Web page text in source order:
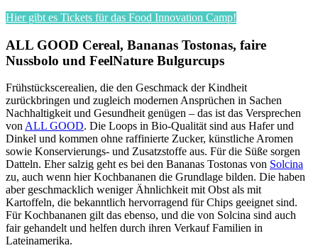
Hier gibt es Tickets für das Food Innovation Camp!
ALL GOOD Cereal, Bananas Tostonas, faire
Nussbolo und FeelNature Bulgurcups
Frühstückscerealien, die den Geschmack der Kindheit
zurückbringen und zugleich modernen Ansprüchen in Sachen
Nachhaltigkeit und Gesundheit genügen – das ist das Versprechen
von ALL GOOD. Die Loops in Bio-Qualität sind aus Hafer und
Dinkel und kommen ohne raffinierte Zucker, künstliche Aromen
sowie Konservierungs- und Zusatzstoffe aus. Für die Süße sorgen
Datteln. Eher salzig geht es bei den Bananas Tostonas von Solcina
zu, auch wenn hier Kochbananen die Grundlage bilden. Die haben
aber geschmacklich weniger Ähnlichkeit mit Obst als mit
Kartoffeln, die bekanntlich hervorragend für Chips geeignet sind.
Für Kochbananen gilt das ebenso, und die von Solcina sind auch
fair gehandelt und helfen durch ihren Verkauf Familien in
Lateinamerika.